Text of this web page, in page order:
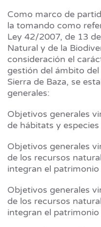
Como marco de
la tomando como
Ley 42/2007, de 13
Natural y de la
consideración el
gestión del ámbito
Sierra de Baza, se
generales:
Objetivos generales
de hábitats y
Objetivos generales
de los recursos
integran el
Objetivos generales
de los recursos
integran el